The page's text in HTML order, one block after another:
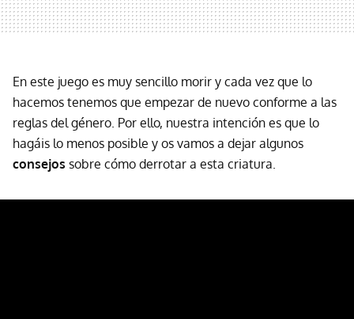
En este juego es muy sencillo morir y cada vez que lo
hacemos tenemos que empezar de nuevo conforme a las
reglas del género. Por ello, nuestra intención es que lo
hagáis lo menos posible y os vamos a dejar algunos
consejos sobre cómo derrotar a esta criatura.